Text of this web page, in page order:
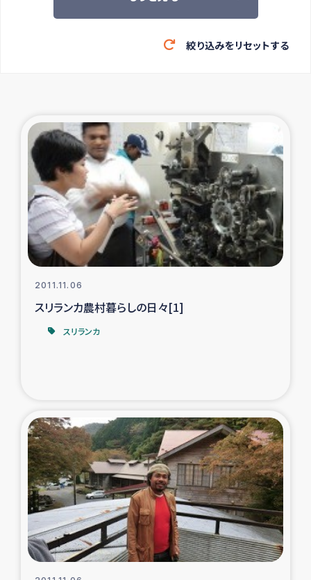
緊急救援の時代
東ティモール豪雨緊急支援
大雨による洪水被災者支援
カカオ生産者支援事業
シリア国内避難民・帰還民の生活再建支援
トルコにおけるシリア難民支援事業
インドネシア中部 スラウェシの地震・津波被災者支援
スリランカ 緊急人道支援
スリランカ南部洪水被災者支援
スリランカの南北女性をつなぐサリー・リサイクル・プロ
ジェクト
復興支援事業
絞り込みをリセットする
2011.11.06
スリランカ農村暮らしの日々[1]
スリランカ